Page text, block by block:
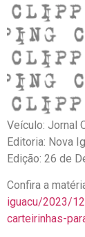
Veículo: Jornal
Editoria: Nova
Edição: 26 de
Confira a
iguacu/2023/
carteirinhas-